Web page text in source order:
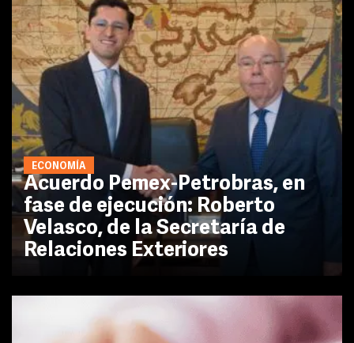
ECONOMÍA
Acuerdo Pemex-Petrobras, en
fase de ejecución: Roberto
Velasco, de la Secretaría de
Relaciones Exteriores